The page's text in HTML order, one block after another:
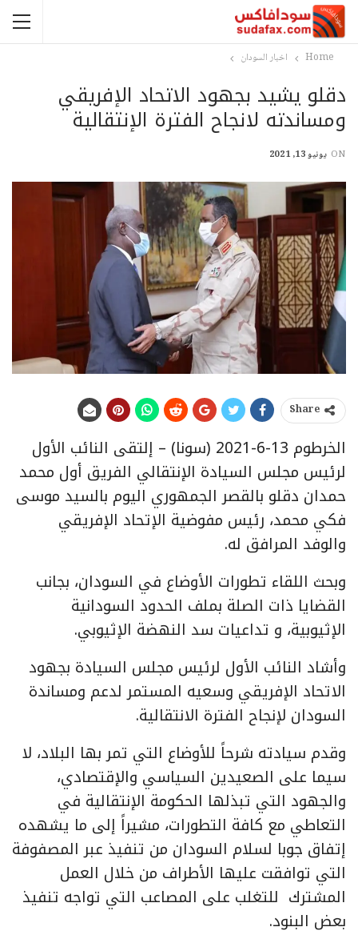
Home اخبار السودان
دقلو يشيد بجهود الاتحاد الإفريقي
ومساندته لانجاح الفترة الإنتقالية
ON يونيو 13, 2021
Share
الخرطوم 13-6-2021 (سونا) – إلتقى النائب الأول
لرئيس مجلس السيادة الإنتقالي الفريق أول محمد
حمدان دقلو بالقصر الجمهوري اليوم بالسيد موسى
فكي محمد، رئيس مفوضية الإتحاد الإفريقي
والوفد المرافق له.
وبحث اللقاء تطورات الأوضاع في السودان، بجانب
القضايا ذات الصلة بملف الحدود السودانية
الإثيوبية، و تداعيات سد النهضة الإثيوبي.
وأشاد النائب الأول لرئيس مجلس السيادة بجهود
الاتحاد الإفريقي وسعيه المستمر لدعم ومساندة
السودان لإنجاح الفترة الانتقالية.
وقدم سيادته شرحاً للأوضاع التي تمر بها البلاد، لا
سيما على الصعيدين السياسي والإقتصادي،
والجهود التي تبذلها الحكومة الإنتقالية في
التعاطي مع كافة التطورات، مشيراً إلى ما يشهده
إتفاق جوبا لسلام السودان من تنفيذ عبر المصفوفة
التي توافقت عليها الأطراف من خلال العمل
المشترك للتغلب على المصاعب التي تواجه تنفيذ
بعض البنود.